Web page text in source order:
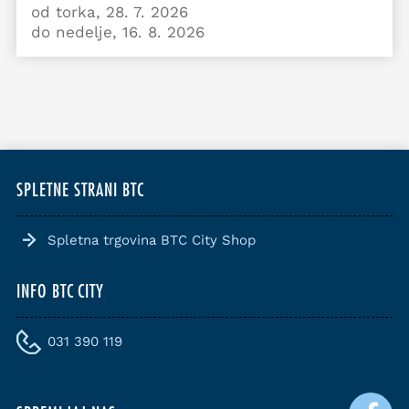
od torka, 28. 7. 2026
do nedelje, 16. 8. 2026
SPLETNE STRANI BTC
Spletna trgovina BTC City Shop
INFO BTC CITY
031 390 119